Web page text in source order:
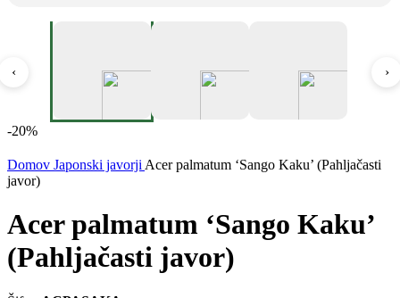
‹ ›
-20%
Domov Japonski javorji Acer palmatum ‘Sango Kaku’ (Pahljačasti
javor)
Acer palmatum ‘Sango Kaku’
(Pahljačasti javor)